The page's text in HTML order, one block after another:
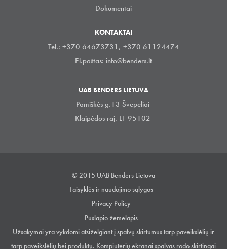
Dokumentai
KONTAKTAI
Tel.: +370 64673731, +370 61124474
El.paštas: info@benders.lt
UAB BENDERS LIETUVA
Pamiškės g.13 Švepeliai
Klaipėdos raj. LT-95102
© 2015 UAB Benders Lietuva
Taisyklės ir naudojimo sąlygos
Privacy Policy
Puslapio žemelapis
Užsakymai yra vykdomi atsiželgiant į spalvų skirtumus tarp paveikslėlių ir
tarp paveikslėlių bei produktų. Kompiuterių ekranai spalvas rodo skirtingai